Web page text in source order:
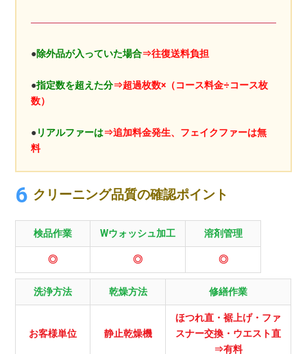
●除外品が入っていた場合⇒往復送料負担
●指定数を超えた分⇒超過枚数×（コース料金÷コース枚
数）
●リアルファーは⇒追加料金発生、フェイクファーは無
料
クリーニング品質の確認ポイント
検品作業 Wウォッシュ加工 溶剤管理
◎ ◎ ◎
洗浄方法 乾燥方法 修繕作業
お客様単位 静止乾燥機
ほつれ直・裾上げ・ファ
スナー交換・ウエスト直
⇒有料